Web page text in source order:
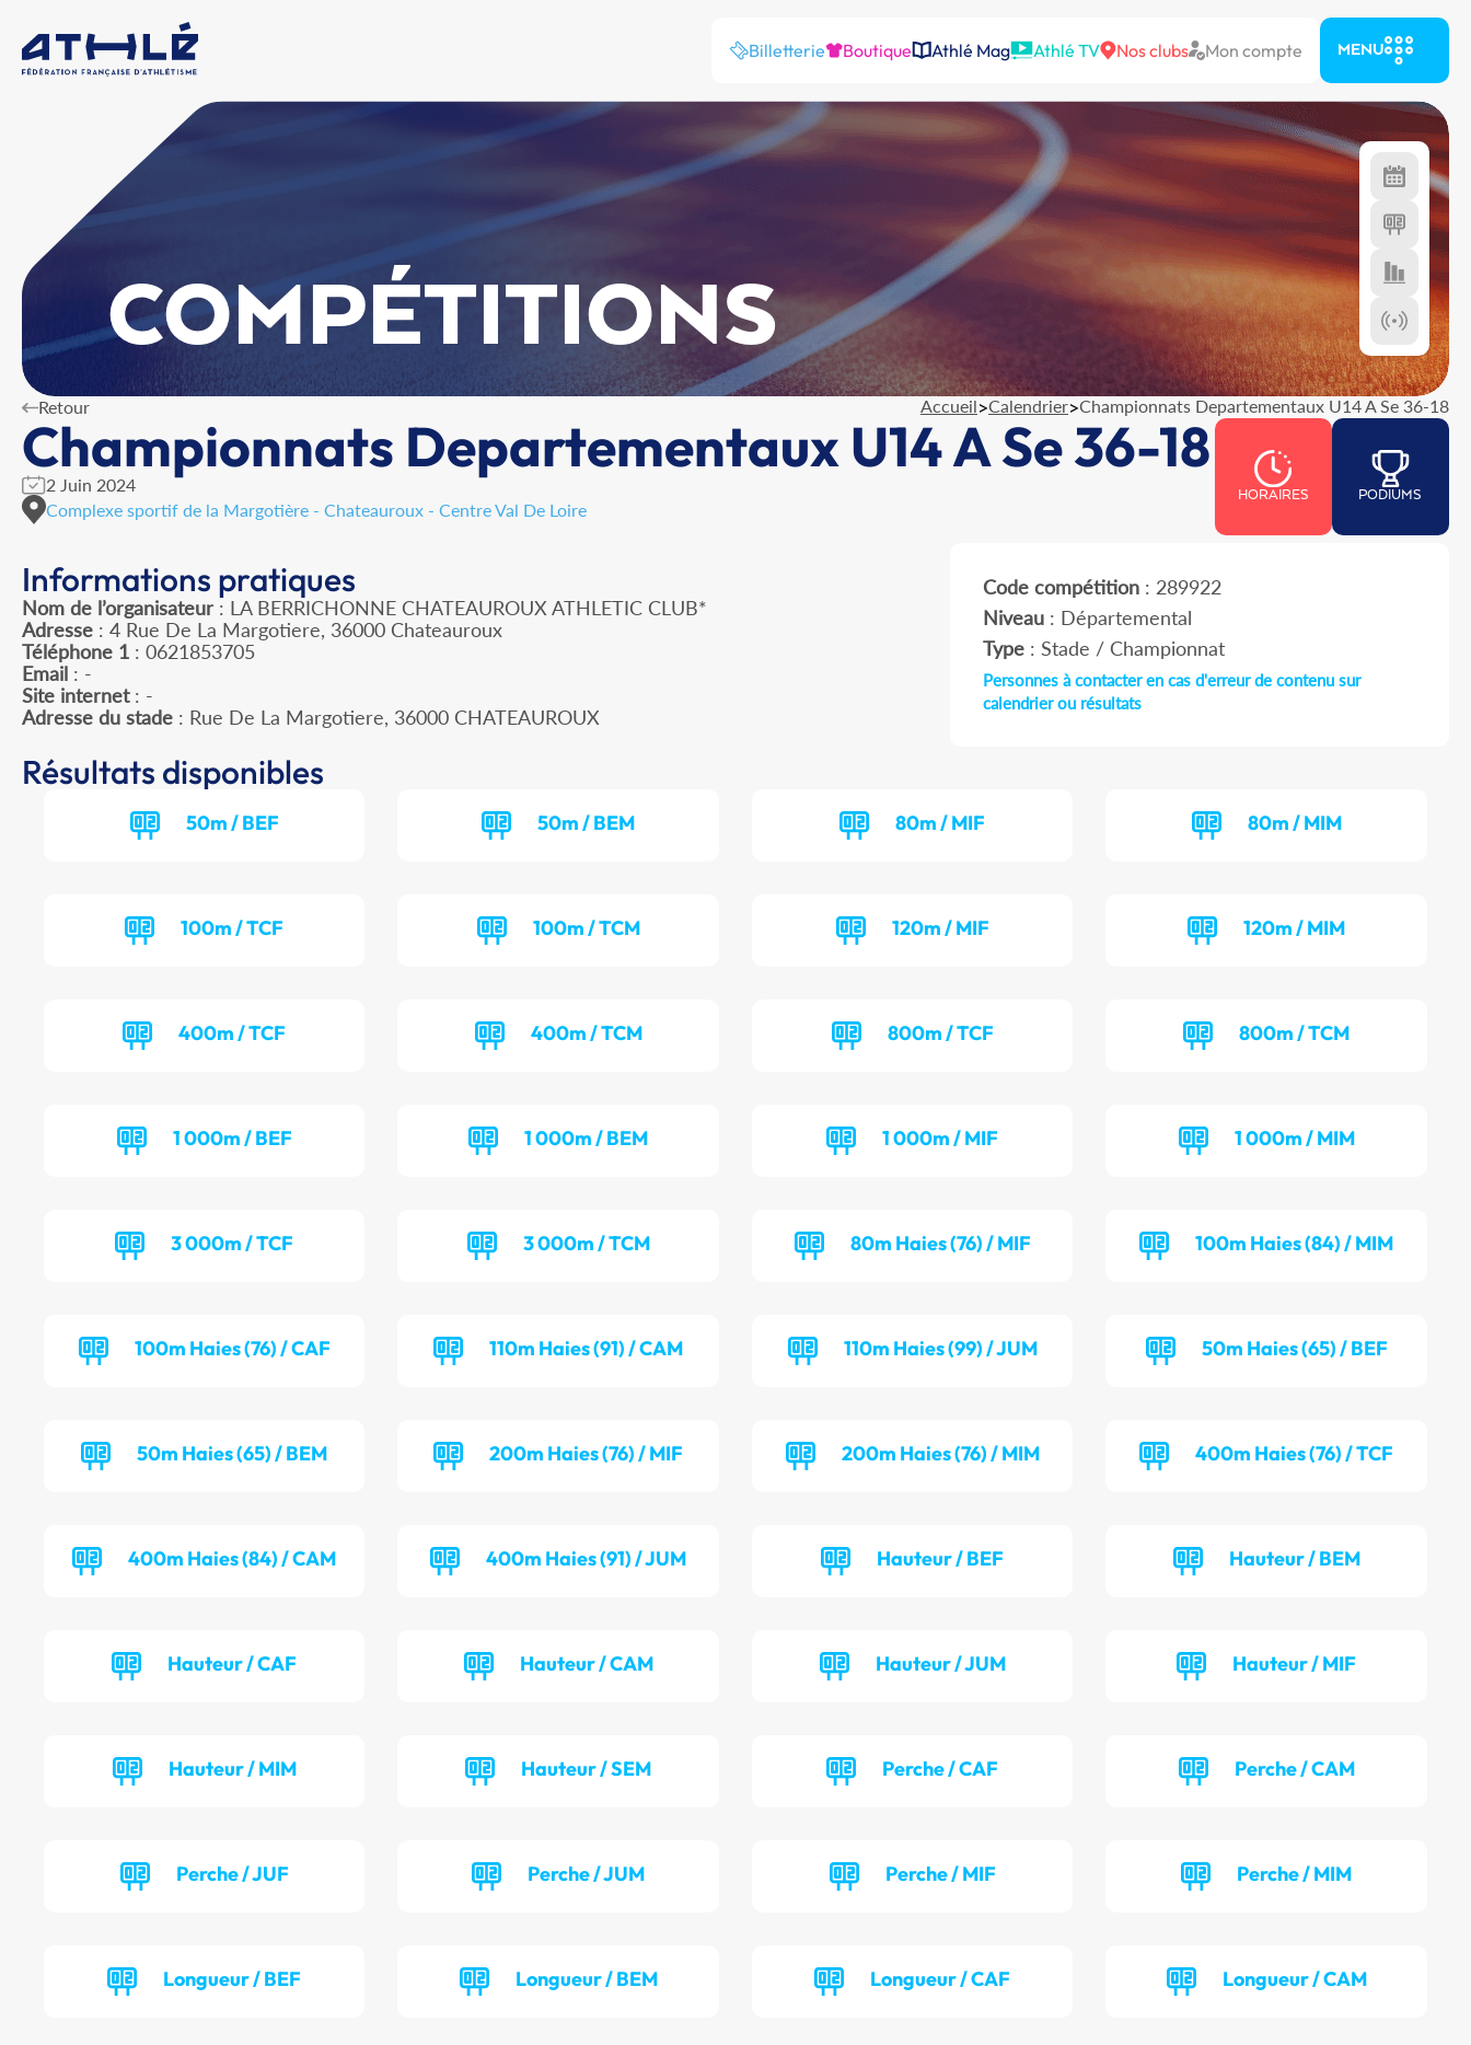
Billetterie Boutique Athlé Mag Athlé TV Nos clubs Mon compte MENU
COMPÉTITIONS
Retour Accueil>Calendrier>Championnats Departementaux U14 A Se 36-18
Championnats Departementaux U14 A Se 36-18
2 Juin 2024
Complexe sportif de la Margotière - Chateauroux - Centre Val De Loire
HORAIRES PODIUMS
Informations pratiques
Nom de l’organisateur : LA BERRICHONNE CHATEAUROUX ATHLETIC CLUB*
Adresse : 4 Rue De La Margotiere, 36000 Chateauroux
Téléphone 1 : 0621853705
Email : -
Site internet: -
Adresse du stade : Rue De La Margotiere, 36000 CHATEAUROUX
Code compétition: 289922
Niveau: Départemental
Type: Stade / Championnat
Personnes à contacter en cas d'erreur de contenu sur
calendrier ou résultats
Résultats disponibles
50m / BEF 50m / BEM 80m / MIF 80m / MIM
100m / TCF 100m / TCM 120m / MIF 120m / MIM
400m / TCF 400m / TCM 800m / TCF 800m / TCM
1 000m / BEF 1 000m / BEM 1 000m / MIF 1 000m / MIM
3 000m / TCF 3 000m / TCM 80m Haies (76) / MIF 100m Haies (84) / MIM
100m Haies (76) / CAF 110m Haies (91) / CAM 110m Haies (99) / JUM 50m Haies (65) / BEF
50m Haies (65) / BEM 200m Haies (76) / MIF 200m Haies (76) / MIM 400m Haies (76) / TCF
400m Haies (84) / CAM 400m Haies (91) / JUM Hauteur / BEF Hauteur / BEM
Hauteur / CAF Hauteur / CAM Hauteur / JUM Hauteur / MIF
Hauteur / MIM Hauteur / SEM Perche / CAF Perche / CAM
Perche / JUF Perche / JUM Perche / MIF Perche / MIM
Longueur / BEF Longueur / BEM Longueur / CAF Longueur / CAM